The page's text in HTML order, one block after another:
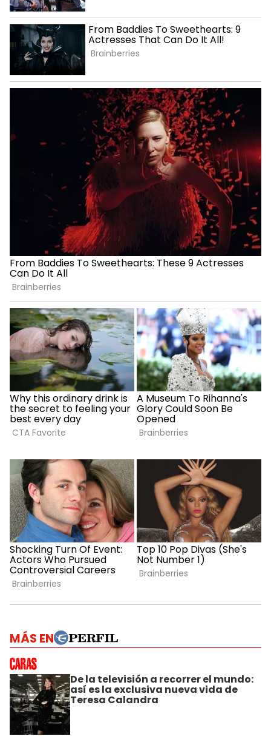
MÁS EN
De la televisión a recorrer el mundo:
así es la exclusiva nueva vida de
Teresa Calandra